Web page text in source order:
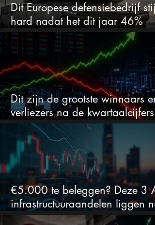
Dit Europese defensiebedrijf
hard nadat het dit jaar 46%
daalde: mooie koopkans?
Dit zijn de grootste winnaars en
verliezers na de kwartaalcijfers
(2 springen eruit)
€5.000 te beleggen? Deze 3
infrastructuuraandelen liggen nu
in de uitverkoop